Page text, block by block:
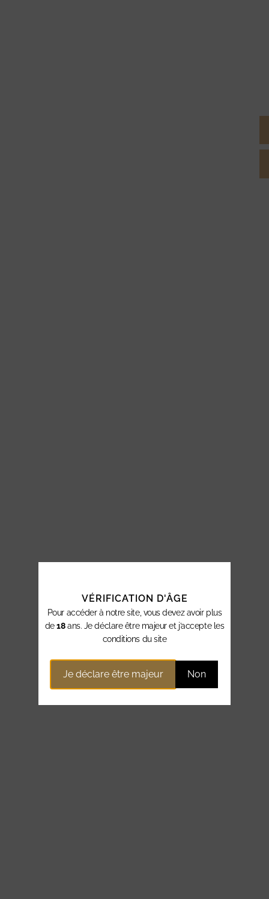
VÉRIFICATION D'ÂGE
Pour accéder à notre site, vous devez avoir plus
de18ans. Je déclare être majeur et j’accepte les
conditions du site
Je déclare être majeur Non